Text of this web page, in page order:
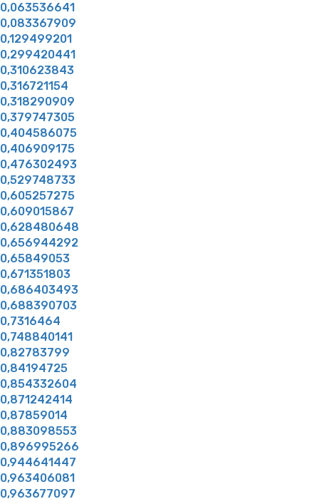
0,063536641
0,083367909
0,129499201
0,299420441
0,310623843
0,316721154
0,318290909
0,379747305
0,404586075
0,406909175
0,476302493
0,529748733
0,605257275
0,609015867
0,628480648
0,656944292
0,65849053
0,671351803
0,686403493
0,688390703
0,7316464
0,748840141
0,82783799
0,84194725
0,854332604
0,871242414
0,87859014
0,883098553
0,896995266
0,944641447
0,963406081
0,963677097